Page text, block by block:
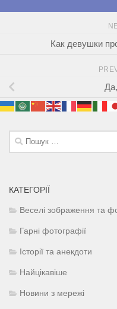
Как девушки
Пошук:
КАТЕГОРІЇ
Веселі зображення та
Гарні фотографії
Історії та анекдоти
Найцікавіше
Новини з мережі